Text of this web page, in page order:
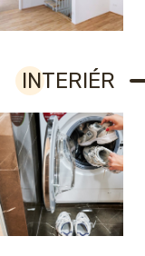
INTERIÉR